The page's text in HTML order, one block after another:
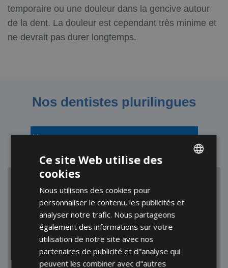
temporaire ou une douleur dans la gencive autour
de la dent. La douleur est cependant très minime et
ne devrait pas durer longtemps.
Nos dentistes plurilingues
Ce site Web utilise des
cookies
Nous utilisons des cookies pour
personnaliser le contenu, les publicités et
analyser notre trafic. Nous partageons
également des informations sur votre
utilisation de notre site avec nos
partenaires de publicité et d"analyse qui
peuvent les combiner avec d"autres